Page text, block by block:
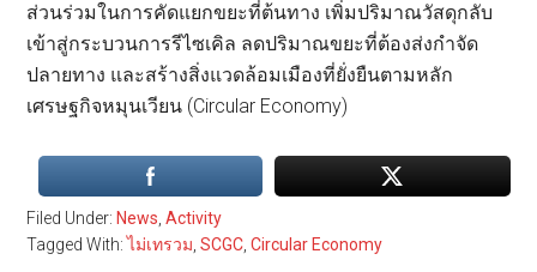
ส่วนร่วมในการคัดแยกขยะที่ต้นทาง เพิ่มปริมาณวัสดุกลับ
เข้าสู่กระบวนการรีไซเคิล ลดปริมาณขยะที่ต้องส่งกำจัด
ปลายทาง และสร้างสิ่งแวดล้อมเมืองที่ยั่งยืนตามหลัก
เศรษฐกิจหมุนเวียน (Circular Economy)
Filed Under: News,Activity
Tagged With:ไม่เทรวม,SCGC,Circular Economy